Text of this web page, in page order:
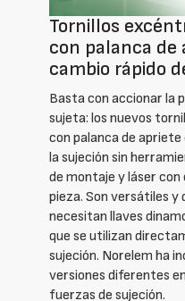
Tornillos
con palanca de
cambio rápido
Basta con accionar la
sujeta: los nuevos
con palanca de
la sujeción sin
de montaje y láser
pieza. Son versátiles y
necesitan llaves
que se utilizan
sujeción. Norelem ha
versiones diferentes
fuerzas de sujeción.